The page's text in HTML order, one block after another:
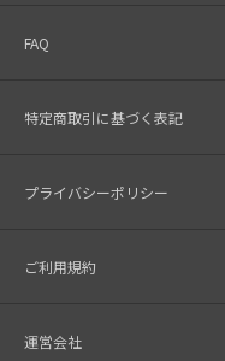
FAQ
特定商取引に基づく表記
プライバシーポリシー
ご利用規約
運営会社